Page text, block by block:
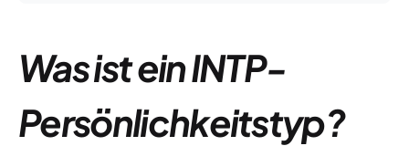
Was ist ein INTP-
Persönlichkeitstyp?